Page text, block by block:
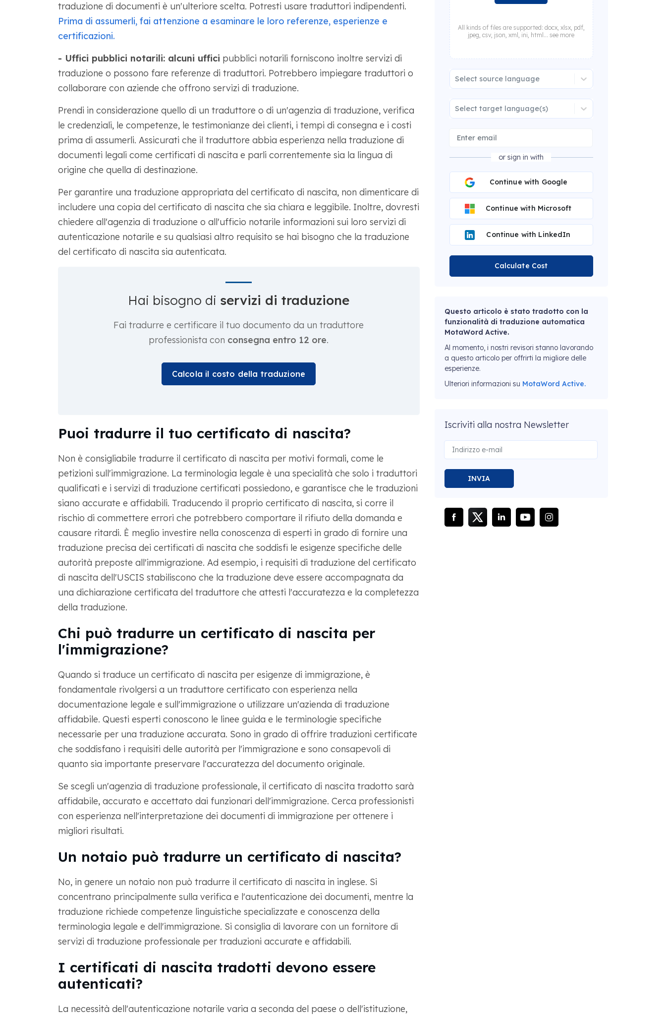
traduzione di documenti è un'ulteriore scelta. Potresti usare traduttori indipendenti.
Prima di assumerli, fai attenzione a esaminare le loro referenze, esperienze e
certificazioni.
- Uffici pubblici notarili: alcuni uffici pubblici notarili forniscono inoltre servizi di
traduzione o possono fare referenze di traduttori. Potrebbero impiegare traduttori o
collaborare con aziende che offrono servizi di traduzione.
Prendi in considerazione quello di un traduttore o di un'agenzia di traduzione, verifica
le credenziali, le competenze, le testimonianze dei clienti, i tempi di consegna e i costi
prima di assumerli. Assicurati che il traduttore abbia esperienza nella traduzione di
documenti legali come certificati di nascita e parli correntemente sia la lingua di
origine che quella di destinazione.
Per garantire una traduzione appropriata del certificato di nascita, non dimenticare di
includere una copia del certificato di nascita che sia chiara e leggibile. Inoltre, dovresti
chiedere all'agenzia di traduzione o all'ufficio notarile informazioni sui loro servizi di
autenticazione notarile e su qualsiasi altro requisito se hai bisogno che la traduzione
del certificato di nascita sia autenticata.
Hai bisogno di servizi di traduzione
Fai tradurre e certificare il tuo documento da un traduttore
professionista con consegna entro 12 ore.
Calcola il costo della traduzione
Puoi tradurre il tuo certificato di nascita?
Non è consigliabile tradurre il certificato di nascita per motivi formali, come le
petizioni sull'immigrazione. La terminologia legale è una specialità che solo i traduttori
qualificati e i servizi di traduzione certificati possiedono, e garantisce che le traduzioni
siano accurate e affidabili. Traducendo il proprio certificato di nascita, si corre il
rischio di commettere errori che potrebbero comportare il rifiuto della domanda e
causare ritardi. È meglio investire nella conoscenza di esperti in grado di fornire una
traduzione precisa dei certificati di nascita che soddisfi le esigenze specifiche delle
autorità preposte all'immigrazione. Ad esempio, i requisiti di traduzione del certificato
di nascita dell'USCIS stabiliscono che la traduzione deve essere accompagnata da
una dichiarazione certificata del traduttore che attesti l'accuratezza e la completezza
della traduzione.
Chi può tradurre un certificato di nascita per
l'immigrazione?
Quando si traduce un certificato di nascita per esigenze di immigrazione, è
fondamentale rivolgersi a un traduttore certificato con esperienza nella
documentazione legale e sull'immigrazione o utilizzare un'azienda di traduzione
affidabile. Questi esperti conoscono le linee guida e le terminologie specifiche
necessarie per una traduzione accurata. Sono in grado di offrire traduzioni certificate
che soddisfano i requisiti delle autorità per l'immigrazione e sono consapevoli di
quanto sia importante preservare l'accuratezza del documento originale.
Se scegli un'agenzia di traduzione professionale, il certificato di nascita tradotto sarà
affidabile, accurato e accettato dai funzionari dell'immigrazione. Cerca professionisti
con esperienza nell'interpretazione dei documenti di immigrazione per ottenere i
migliori risultati.
Un notaio può tradurre un certificato di nascita?
No, in genere un notaio non può tradurre il certificato di nascita in inglese. Si
concentrano principalmente sulla verifica e l'autenticazione dei documenti, mentre la
traduzione richiede competenze linguistiche specializzate e conoscenza della
terminologia legale e dell'immigrazione. Si consiglia di lavorare con un fornitore di
servizi di traduzione professionale per traduzioni accurate e affidabili.
I certificati di nascita tradotti devono essere
autenticati?
La necessità dell'autenticazione notarile varia a seconda del paese o dell'istituzione,
All kinds of files are supported: docx, xlsx, pdf,
jpeg, csv, json, xml, ini, html... see more
Select source language
Select target language(s)
or sign in with
Continue with Google
Continue with Microsoft
Continue with LinkedIn
Calculate Cost
Questo articolo è stato tradotto con la
funzionalità di traduzione automatica
MotaWord Active.
Al momento, i nostri revisori stanno lavorando
a questo articolo per offrirti la migliore delle
esperienze.
Ulteriori informazioni su MotaWord Active.
Iscriviti alla nostra Newsletter
INVIA